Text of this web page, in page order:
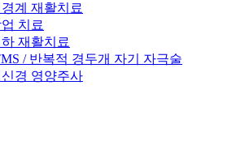
계 재활치료
치료
재활치료
/ 반복적 경두개 자기 자극술
신경 영양주사